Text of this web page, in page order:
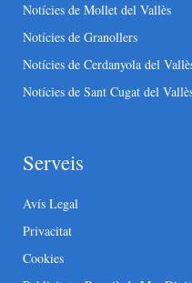
Notícies de Mollet del Vallès
Notícies de Granollers
Notícies de Cerdanyola del
Notícies de Sant Cugat del
Serveis
Avís Legal
Privacitat
Cookies